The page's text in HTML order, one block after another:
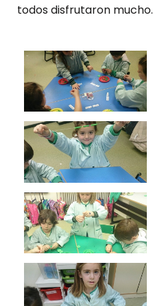
todos disfrutaron mucho.